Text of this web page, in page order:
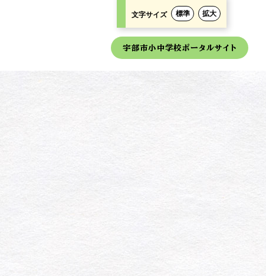
文字サイズ 標準 拡大
宇部市小中学校ポータルサイト